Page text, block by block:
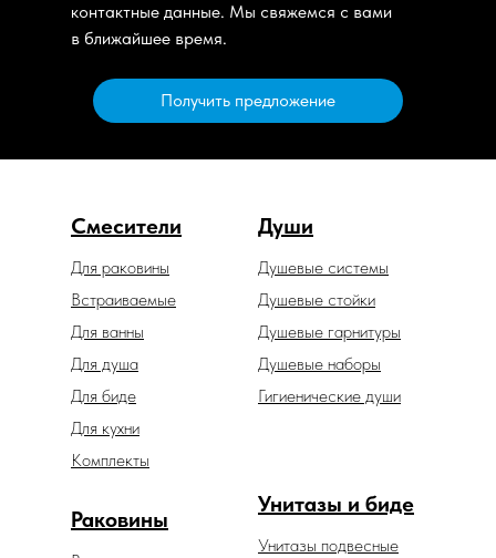
контактные данные. Мы свяжемся с вами
в ближайшее время.
Получить предложение
Смесители Души
Душевые гарнитуры
Душевые системы
Гигиенические души
Душевые наборы
Унитазы и биде
Унитазы подвесные
Раковины
Встраиваемые
Для биде
Для ванны
Для душа
Для раковины
Для кухни
Душевые стойки
Комплекты